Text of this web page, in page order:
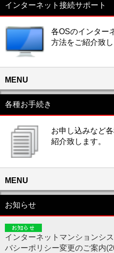
インターネット接続サポート
各OSのインター
方法をご紹介致し
MENU
各種お手続き
お申し込みなど
紹介致します。
MENU
お知らせ
インターネットマンションシ
バシーポリシー変更のご案内